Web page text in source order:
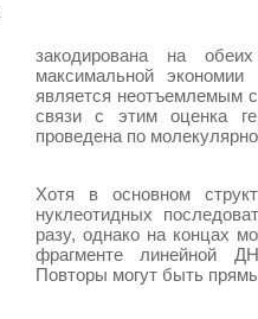
закодирована на
максимальной экономии
является неотъемлемым
связи с этим оценка
проведе­на по
Хотя в основном
нуклеотидных
разу, однако на концах
фрагменте линейной
Повторы могут быть